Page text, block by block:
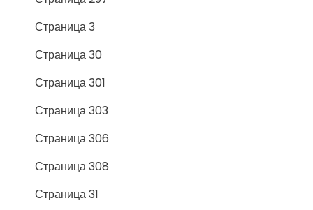
Страница 3
Страница 30
Страница 301
Страница 303
Страница 306
Страница 308
Страница 31